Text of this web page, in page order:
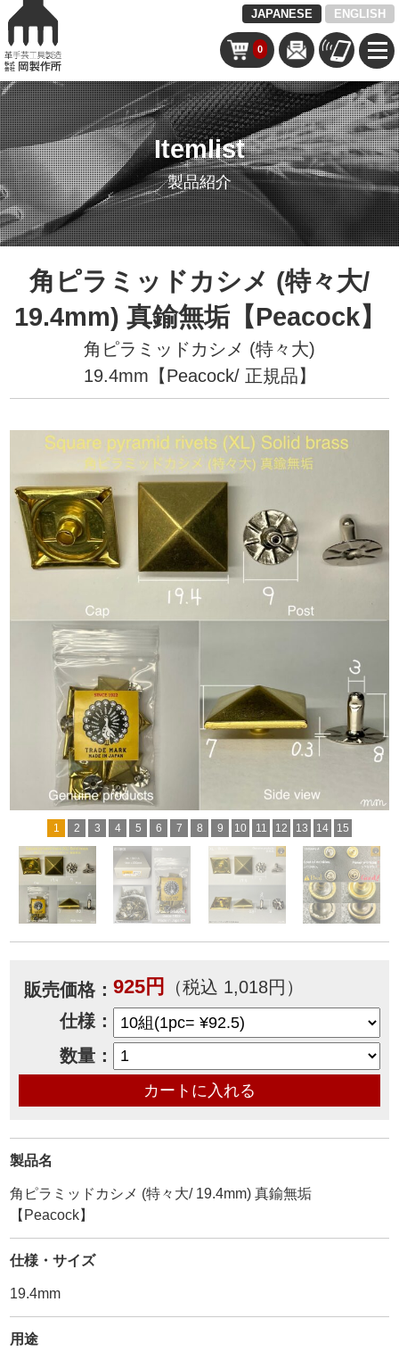
JAPANESE ENGLISH
0
Itemlist
製品紹介
角ピラミッドカシメ (特々大/
19.4mm) 真鍮無垢【Peacock】
角ピラミッドカシメ (特々大)
19.4mm【Peacock/ 正規品】
1 2 3 4 5 6 7 8 9 10 11 12 13 14 15
販売価格： 925円
（税込 1,018円）
仕様：
数量：
製品名
角ピラミッドカシメ (特々大/ 19.4mm) 真鍮無垢
【Peacock】
仕様・サイズ
19.4mm
用途